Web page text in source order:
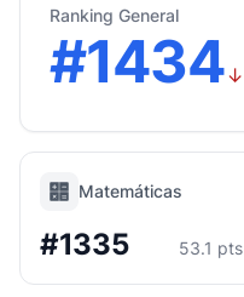
Ranking General
#1434↓
Matemáticas
#1335 53.1 pts